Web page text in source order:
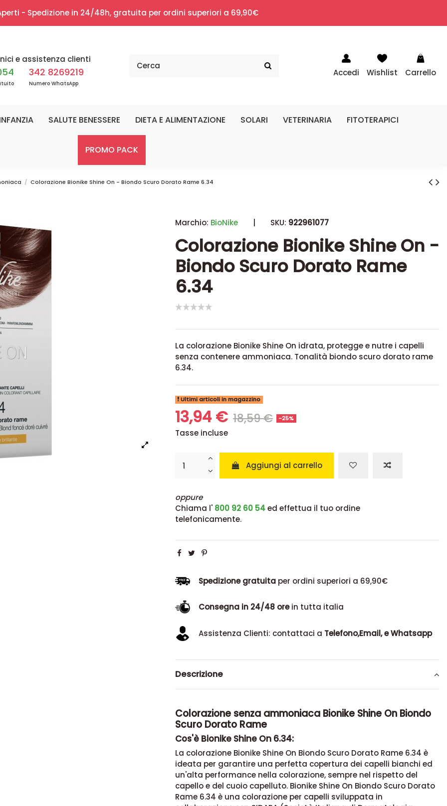
- Spedizione in 24/48h, gratuita per ordini superiori a 69,90€
e assistenza clienti
342 8269219
Numero WhatsApp
Accedi Wishlist Carrello
SALUTE BENESSERE DIETA E ALIMENTAZIONE SOLARI VETERINARIA FITOTERAPICI
PROMO PACK
Colorazione Bionike Shine On - Biondo Scuro Dorato Rame 6.34
Marchio: BioNike | SKU: 922961077
Colorazione Bionike Shine On -
Biondo Scuro Dorato Rame
6.34
La colorazione Bionike Shine On idrata, protegge e nutre i capelli
senza contenere ammoniaca. Tonalità biondo scuro dorato rame
6.34.
Ultimi articoli in magazzino
13,94 € 18,59 € -25%
Tasse incluse
Aggiungi al carrello
oppure
Chiama l' 800 92 60 54ed effettua il tuo ordine
telefonicamente.
Spedizione gratuitaper ordini superiori a 69,90€
Consegna in 24/48 orein tutta italia
Assistenza Clienti: contattaci a Telefono,Email, e Whatsapp
Descrizione
Colorazione senza ammoniaca Bionike Shine On Biondo
Scuro Dorato Rame
Cos'è Bionike Shine On 6.34:
La colorazione Bionike Shine On Biondo Scuro Dorato Rame 6.34 è
ideata per garantire una perfetta copertura dei capelli bianchi ed
un'alta performance nella colorazione, sempre nel rispetto del
capello e del cuoio capelluto. Bionike Shine On Biondo Scuro Dorato
Rame 6.34 è una colorazione per capelli sviluppata in